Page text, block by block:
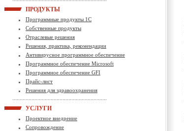
ПРОДУКТЫ
Программные продукты 1С
Собственные продукты
Отраслевые решения
Решения, практика, рекомендации
Антивирусное программное обеспечение
Программное обеспечение Microsoft
Программное обеспечение GFI
Прайс-лист
Решения для здравоохранения
УСЛУГИ
Проектное внедрение
Сопровождение